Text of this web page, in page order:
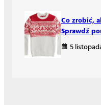
Co zrobić,
Sprawdź
5